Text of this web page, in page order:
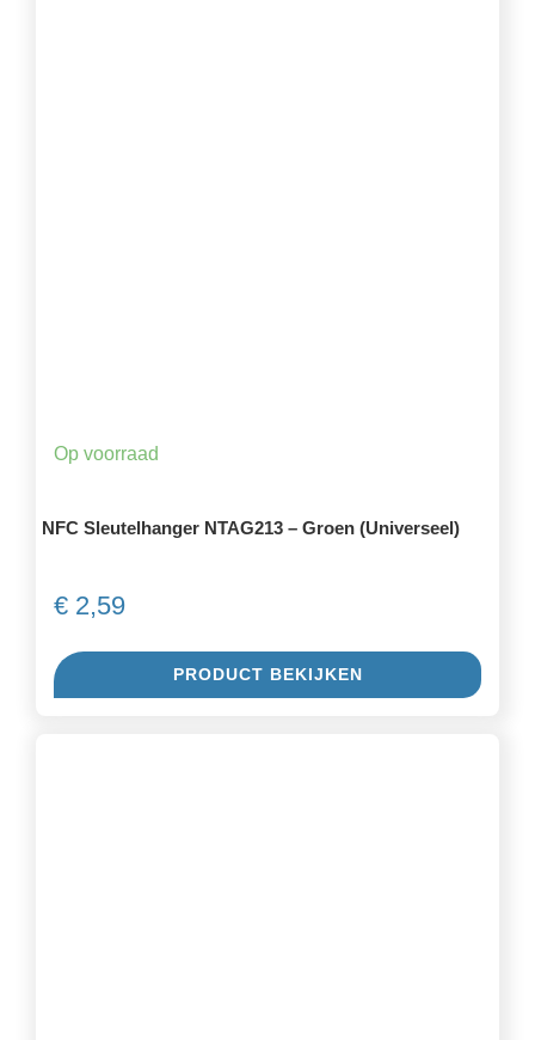
Op voorraad
NFC Sleutelhanger NTAG213 – Groen (Universeel)
€2,59
PRODUCT BEKIJKEN